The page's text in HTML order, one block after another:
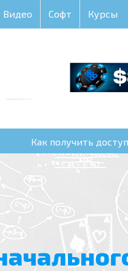
Видео Софт Курсы
Как получить